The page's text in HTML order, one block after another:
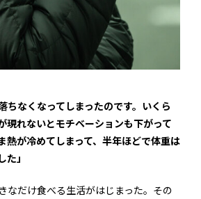
ちなくなってしまったのです。いくら
現れないとモチベーションも下がって
熱が冷めてしまって、半年ほどで体重は
」
なだけ食べる生活がはじまった。その